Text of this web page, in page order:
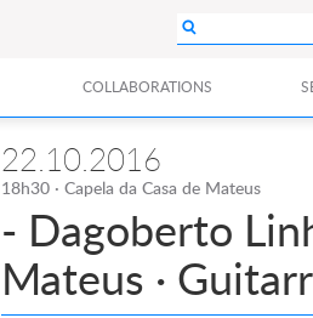
COLLABORATIONS
22.10.2016
18h30 · Capela da Casa de Mateus
- Dagoberto
Mateus ·